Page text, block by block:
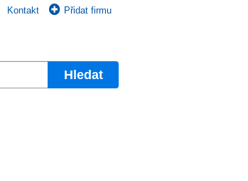
Kontakt Přidat firmu
Hledat